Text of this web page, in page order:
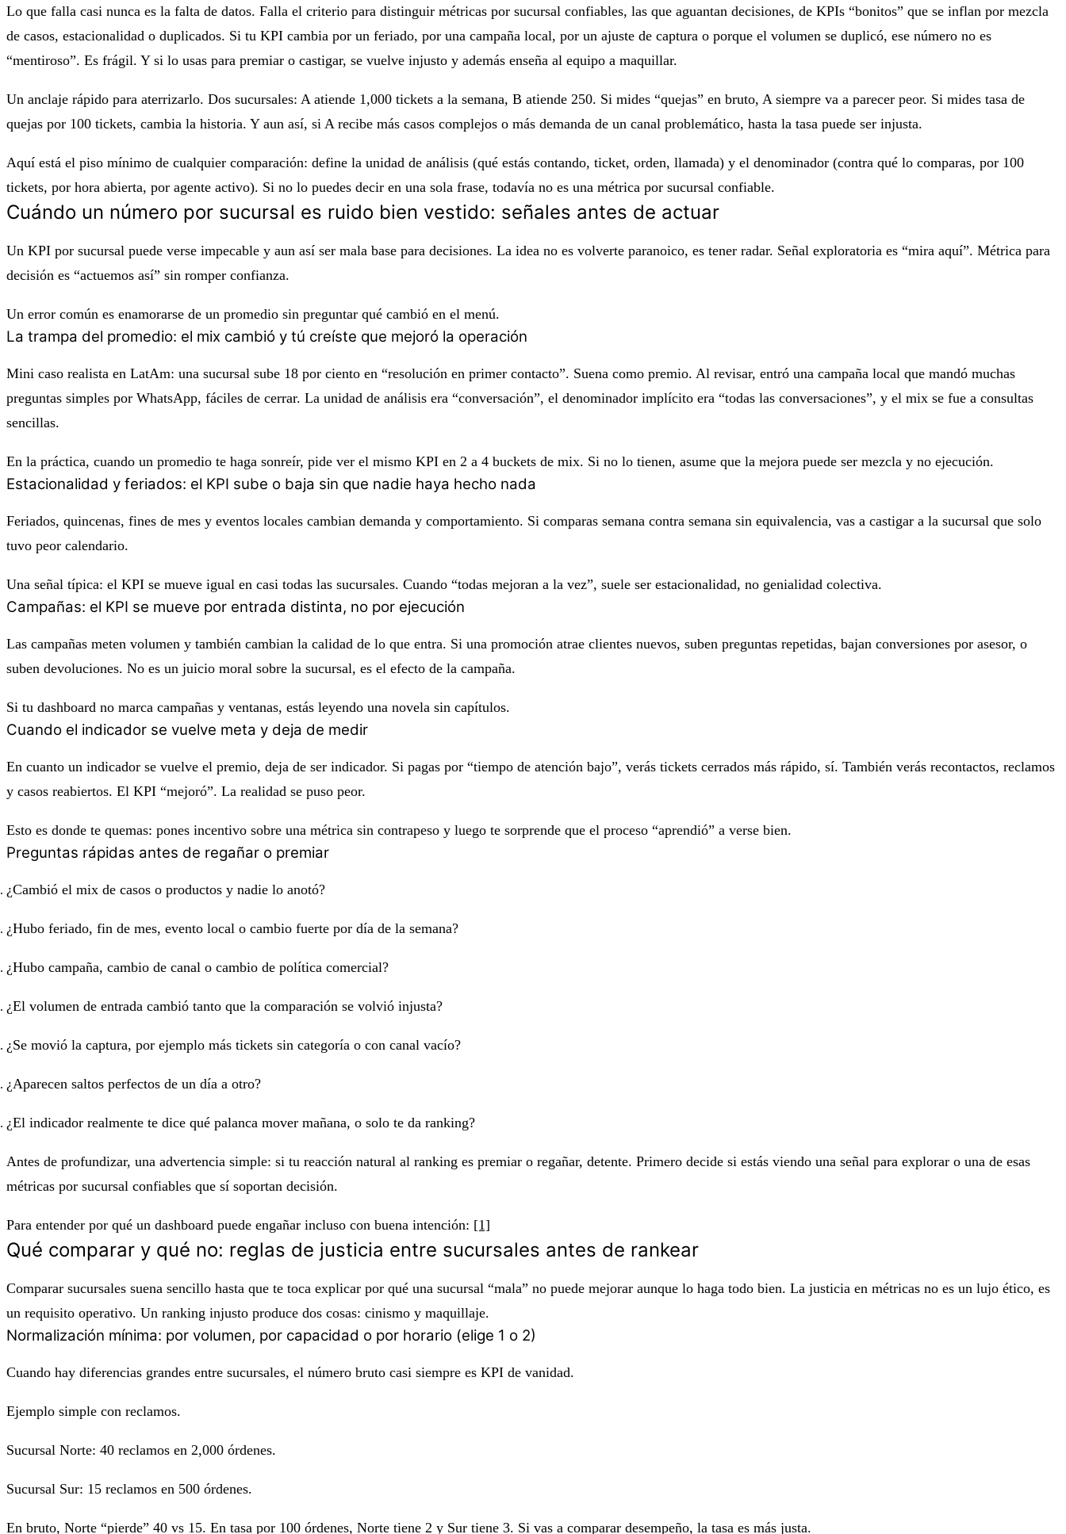
Lo que falla casi nunca es la falta de datos. Falla el criterio para distinguir métricas por sucursal confiables, las que aguantan decisiones, de KPIs “bonitos” que se inflan por mezcla
de casos, estacionalidad o duplicados. Si tu KPI cambia por un feriado, por una campaña local, por un ajuste de captura o porque el volumen se duplicó, ese número no es
“mentiroso”. Es frágil. Y si lo usas para premiar o castigar, se vuelve injusto y además enseña al equipo a maquillar.
Un anclaje rápido para aterrizarlo. Dos sucursales: A atiende 1,000 tickets a la semana, B atiende 250. Si mides “quejas” en bruto, A siempre va a parecer peor. Si mides tasa de
quejas por 100 tickets, cambia la historia. Y aun así, si A recibe más casos complejos o más demanda de un canal problemático, hasta la tasa puede ser injusta.
Aquí está el piso mínimo de cualquier comparación: define la unidad de análisis (qué estás contando, ticket, orden, llamada) y el denominador (contra qué lo comparas, por 100
tickets, por hora abierta, por agente activo). Si no lo puedes decir en una sola frase, todavía no es una métrica por sucursal confiable.
Cuándo un número por sucursal es ruido bien vestido: señales antes de actuar
Un KPI por sucursal puede verse impecable y aun así ser mala base para decisiones. La idea no es volverte paranoico, es tener radar. Señal exploratoria es “mira aquí”. Métrica para
decisión es “actuemos así” sin romper confianza.
Un error común es enamorarse de un promedio sin preguntar qué cambió en el menú.
La trampa del promedio: el mix cambió y tú creíste que mejoró la operación
Mini caso realista en LatAm: una sucursal sube 18 por ciento en “resolución en primer contacto”. Suena como premio. Al revisar, entró una campaña local que mandó muchas
preguntas simples por WhatsApp, fáciles de cerrar. La unidad de análisis era “conversación”, el denominador implícito era “todas las conversaciones”, y el mix se fue a consultas
sencillas.
En la práctica, cuando un promedio te haga sonreír, pide ver el mismo KPI en 2 a 4 buckets de mix. Si no lo tienen, asume que la mejora puede ser mezcla y no ejecución.
Estacionalidad y feriados: el KPI sube o baja sin que nadie haya hecho nada
Feriados, quincenas, fines de mes y eventos locales cambian demanda y comportamiento. Si comparas semana contra semana sin equivalencia, vas a castigar a la sucursal que solo
tuvo peor calendario.
Una señal típica: el KPI se mueve igual en casi todas las sucursales. Cuando “todas mejoran a la vez”, suele ser estacionalidad, no genialidad colectiva.
Campañas: el KPI se mueve por entrada distinta, no por ejecución
Las campañas meten volumen y también cambian la calidad de lo que entra. Si una promoción atrae clientes nuevos, suben preguntas repetidas, bajan conversiones por asesor, o
suben devoluciones. No es un juicio moral sobre la sucursal, es el efecto de la campaña.
Si tu dashboard no marca campañas y ventanas, estás leyendo una novela sin capítulos.
Cuando el indicador se vuelve meta y deja de medir
En cuanto un indicador se vuelve el premio, deja de ser indicador. Si pagas por “tiempo de atención bajo”, verás tickets cerrados más rápido, sí. También verás recontactos, reclamos
y casos reabiertos. El KPI “mejoró”. La realidad se puso peor.
Esto es donde te quemas: pones incentivo sobre una métrica sin contrapeso y luego te sorprende que el proceso “aprendió” a verse bien.
Preguntas rápidas antes de regañar o premiar
¿Cambió el mix de casos o productos y nadie lo anotó?
¿Hubo feriado, fin de mes, evento local o cambio fuerte por día de la semana?
¿Hubo campaña, cambio de canal o cambio de política comercial?
¿El volumen de entrada cambió tanto que la comparación se volvió injusta?
¿Se movió la captura, por ejemplo más tickets sin categoría o con canal vacío?
¿Aparecen saltos perfectos de un día a otro?
¿El indicador realmente te dice qué palanca mover mañana, o solo te da ranking?
Antes de profundizar, una advertencia simple: si tu reacción natural al ranking es premiar o regañar, detente. Primero decide si estás viendo una señal para explorar o una de esas
métricas por sucursal confiables que sí soportan decisión.
Para entender por qué un dashboard puede engañar incluso con buena intención: [1]
Qué comparar y qué no: reglas de justicia entre sucursales antes de rankear
Comparar sucursales suena sencillo hasta que te toca explicar por qué una sucursal “mala” no puede mejorar aunque lo haga todo bien. La justicia en métricas no es un lujo ético, es
un requisito operativo. Un ranking injusto produce dos cosas: cinismo y maquillaje.
Normalización mínima: por volumen, por capacidad o por horario (elige 1 o 2)
Cuando hay diferencias grandes entre sucursales, el número bruto casi siempre es KPI de vanidad.
Ejemplo simple con reclamos.
Sucursal Norte: 40 reclamos en 2,000 órdenes.
Sucursal Sur: 15 reclamos en 500 órdenes.
En bruto, Norte “pierde” 40 vs 15. En tasa por 100 órdenes, Norte tiene 2 y Sur tiene 3. Si vas a comparar desempeño, la tasa es más justa.